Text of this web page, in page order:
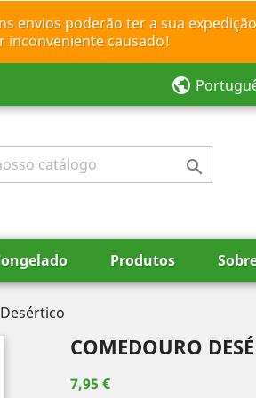
envios poderão ter a sua
inconveniente causado!
public

Produtos
COMEDOURO
7,95 €